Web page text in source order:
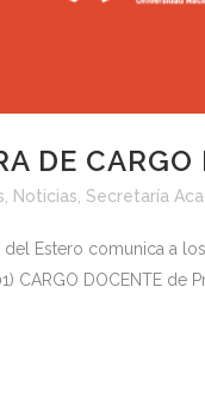
DE
, Noticias, Secretaría
Estero comunica a
CARGO DOCENTE